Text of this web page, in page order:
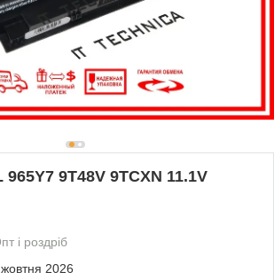
9T48V 9TCXN 11.1V
і роздріб
2026